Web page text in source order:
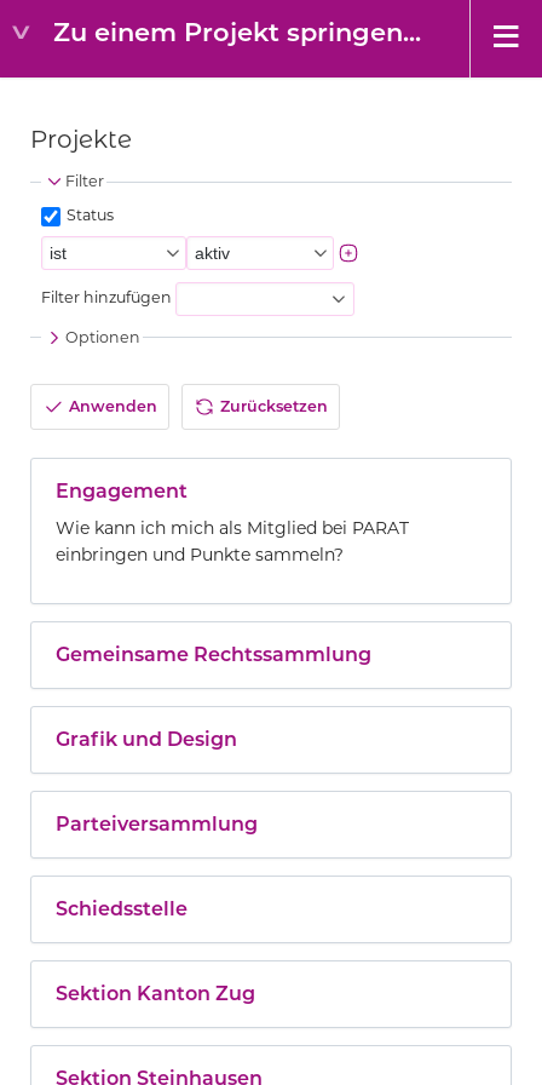
Zu einem Projekt springen...
Projekte
Filter
Status
Filter hinzufügen
Optionen
Anwenden Zurücksetzen
Engagement
Wie kann ich mich als Mitglied bei PARAT
einbringen und Punkte sammeln?
Gemeinsame Rechtssammlung
Grafik und Design
Parteiversammlung
Schiedsstelle
Sektion Kanton Zug
Sektion Steinhausen